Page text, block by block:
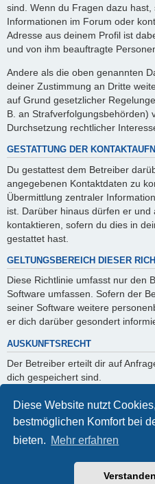
Diese Website nutzt
bestmöglichen Komfort bei
bieten. Mehr erfahren
sind. Wenn du Fragen dazu
Informationen im Forum oder
Adresse aus deinem Profil ist
und von ihm beauftragte
Andere als die oben genannten
deiner Zustimmung an Dritte
auf Grund gesetzlicher
B. an Strafverfolgungsbehörden)
Durchsetzung rechtlicher
GESTATTUNG DER
Du gestattest dem Betreiber
angegebenen Kontaktdaten zu
Übermittlung zentraler
ist. Darüber hinaus dürfen er und
kontaktieren, sofern du dies in
gestattet hast.
GELTUNGSBEREICH DIESER
Diese Richtlinie umfasst nur den
Software umfassen. Sofern der
seiner Software weitere
er dich darüber gesondert
AUSKUNFTSRECHT
Der Betreiber erteilt dir auf
dich gespeichert sind.
Du kannst jederzeit die
verlangen. Kontaktiere hierzu
Powered byphpBB®